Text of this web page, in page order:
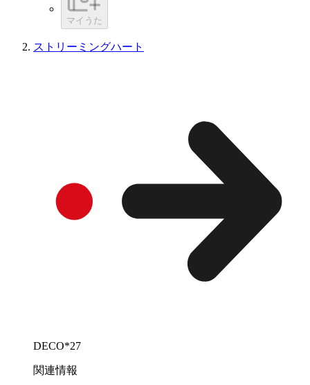
マイうた
ストリーミングハート
DECO*27
関連情報